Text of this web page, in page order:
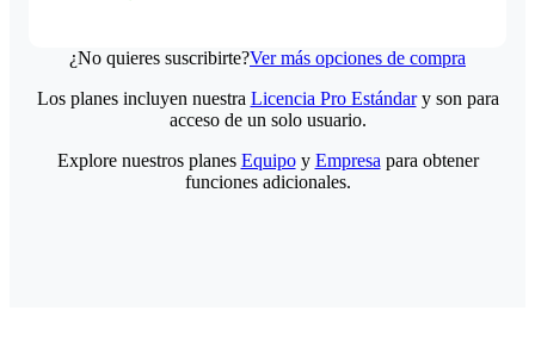
¿No quieres suscribirte?Ver más opciones de compra
Los planes incluyen nuestra Licencia Pro Estándary son para
acceso de un solo usuario.
Explore nuestros planes Equipoy Empresa para obtener
funciones adicionales.